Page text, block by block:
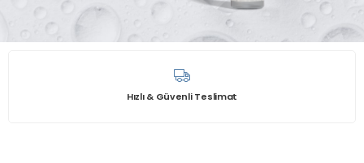
Hızlı & Güvenli Teslimat